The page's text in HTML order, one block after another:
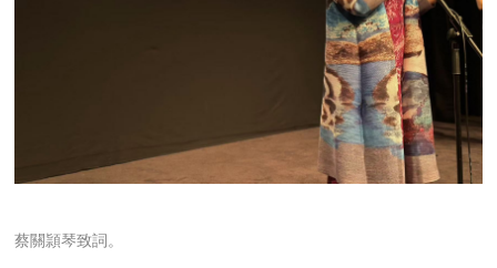
蔡關頴琴致詞。